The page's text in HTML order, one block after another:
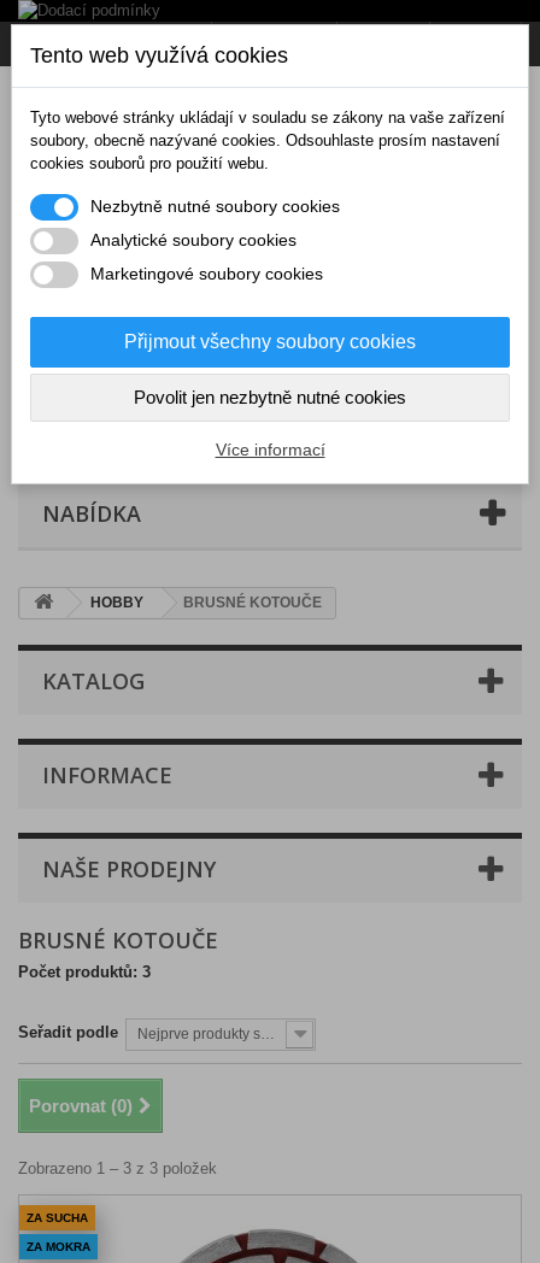
Košík (prázdný)
NABÍDKA
HOBBY BRUSNÉ KOTOUČE
KATALOG
INFORMACE
NAŠE PRODEJNY
BRUSNÉ KOTOUČE
Počet produktů: 3
Seřadit podle
Porovnat (0)
Zobrazeno 1 – 3 z 3 položek
ZA SUCHA
ZA MOKRA
Tento web využívá cookies
Tyto webové stránky ukládají v souladu se zákony na vaše zařízení
soubory, obecně nazývané cookies. Odsouhlaste prosím nastavení
cookies souborů pro použití webu.
Nezbytně nutné soubory cookies
Analytické soubory cookies
Marketingové soubory cookies
Přijmout všechny soubory cookies
Povolit jen nezbytně nutné cookies
Více informací